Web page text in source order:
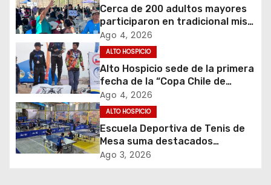
c
i
ó
n
d
e
Cerca de 200 adultos mayores
participaron en tradicional misa
de víspera de San Lorenzo en
Tarapacá
Ago 4, 2026
ALTO HOSPICIO
Alto Hospicio sede de la primera
fecha de la “Copa Chile de
Downhill 2026”
Ago 4, 2026
ALTO HOSPICIO
Escuela Deportiva de Tenis de
Mesa suma destacados
resultados en 2do Zonal
Ago 3, 2026